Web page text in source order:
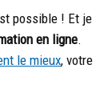
possible ! Et je
en ligne.
le mieux, votre